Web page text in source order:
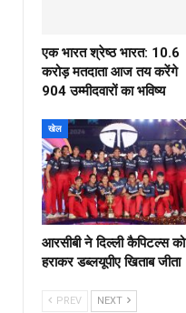
एक भारत श्रेष्ठ भारत: 10.6
करोड़ मतदाता आज तय करेंगे
904 उम्मीदवारों का भविष्य
खेल
आरसीबी ने दिल्ली कैपिटल्स को
हराकर डब्लयूपीए खिताब जीता
PREV NEXT